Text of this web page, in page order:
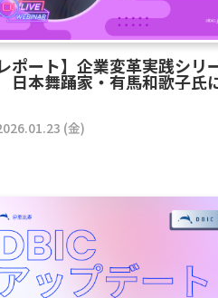
ポート】企業変革実践シリ
本舞踊家・有馬和歌子氏
とテクノロジーが拓く企業
(金)